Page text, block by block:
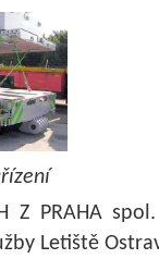
Z PRAHA
Letiště